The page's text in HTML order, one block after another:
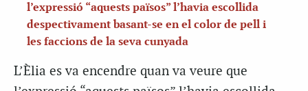
l’expressió “aquests països” l’havia escollida
despectivament basant-se en el color de pell i
les faccions de la seva cunyada
L’Èlia es va encendre quan va veure que